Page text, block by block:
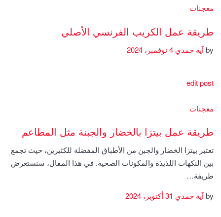
معجنات
طريقة عمل الكريب الفرنسي الأصلي
byآية حمدي
edit post
معجنات
طريقة عمل بيتزا بالخضار والجبنة مثل المطاعم
تعتبر بيتزا الخضار والجبن من الأطباق المفضلة للكثيرين، حيث تجمع
بين النكهات اللذيذة والمكونات الصحية. في هذا المقال، سنستعرض
طريقة…
byآية حمدي